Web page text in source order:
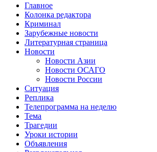
Главное
Колонка редактора
Криминал
Зарубежные новости
Литературная страница
Новости
Новости Азии
Новости ОСАГО
Новости России
Ситуация
Реплика
Телепрограмма на неделю
Тема
Трагедии
Уроки истории
Объявления